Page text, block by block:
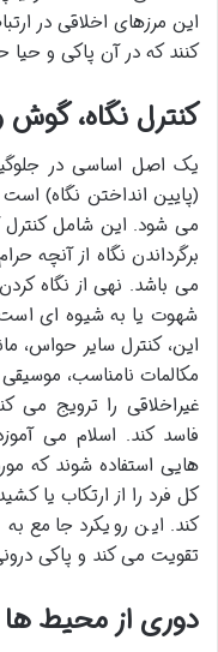
این مرزهای اخلاقی در
کنند که در آن پاکی و
کنترل نگاه،
یک اصل اساسی در
(پایین انداختن نگاه)
می شود. این شامل کنترل
برگرداندن نگاه از آنچه
می باشد. نهی از نگاه
شهوت یا به شیوه ای است
این، کنترل سایر حواس،
مکالمات نامناسب، موسیقی
غیراخلاقی را ترویج می
فاسد کند. اسلام می
هایی استفاده شوند که
کل فرد را از ارتکاب یا
کند. این رویکرد جامع به
تقویت می کند و پاکی
دوری از محیط ها